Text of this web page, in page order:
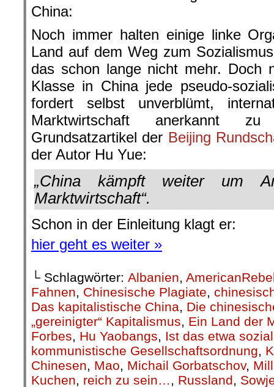
China:
Noch immer halten einige linke
Land auf dem Weg zum
das schon lange nicht mehr. Doch
Klasse in China jede pseudo-
fordert selbst unverblümt,
Marktwirtschaft anerkannt
Grundsatzartikel der Beijing
der Autor Hu Yue:
„China kämpft weiter um
Marktwirtschaft“.
Schon in der Einleitung klagt er:
hier geht es weiter »
└ Schlagwörter: Albanien,
Fahnen, Chinesische Plagiate,
Das kapitalistische China, Die
„gereinigter“ Kapitalismus, Ein Land der
Forbes, Hu Yaobangs, Ist das etwa
kommunistische Gesellschaftsordnung,
Chinesen, Mao, Michail Gorbatschov,
Kuchen, reich zu sein…, Russland,